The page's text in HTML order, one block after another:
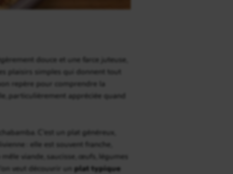
douce et une farce juteuse,
plaisirs simples qui donnent tout
repère pour comprendre la
particulièrement appréciée quand
C’est un plat généreux,
: elle est souvent franche,
mêle viande, saucisse, œufs, légumes
veut découvrir un plat typique